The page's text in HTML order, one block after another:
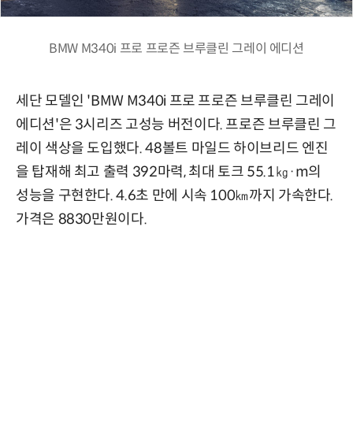
BMW M340i 프로 프로즌 브루클린 그레이 에디션
세단 모델인 'BMW M340i 프로 프로즌 브루클린 그레이
에디션'은 3시리즈 고성능 버전이다. 프로즌 브루클린 그
레이 색상을 도입했다. 48볼트 마일드 하이브리드 엔진
을 탑재해 최고 출력 392마력, 최대 토크 55.1㎏·m의
성능을 구현한다. 4.6초 만에 시속 100㎞까지 가속한다.
가격은 8830만원이다.